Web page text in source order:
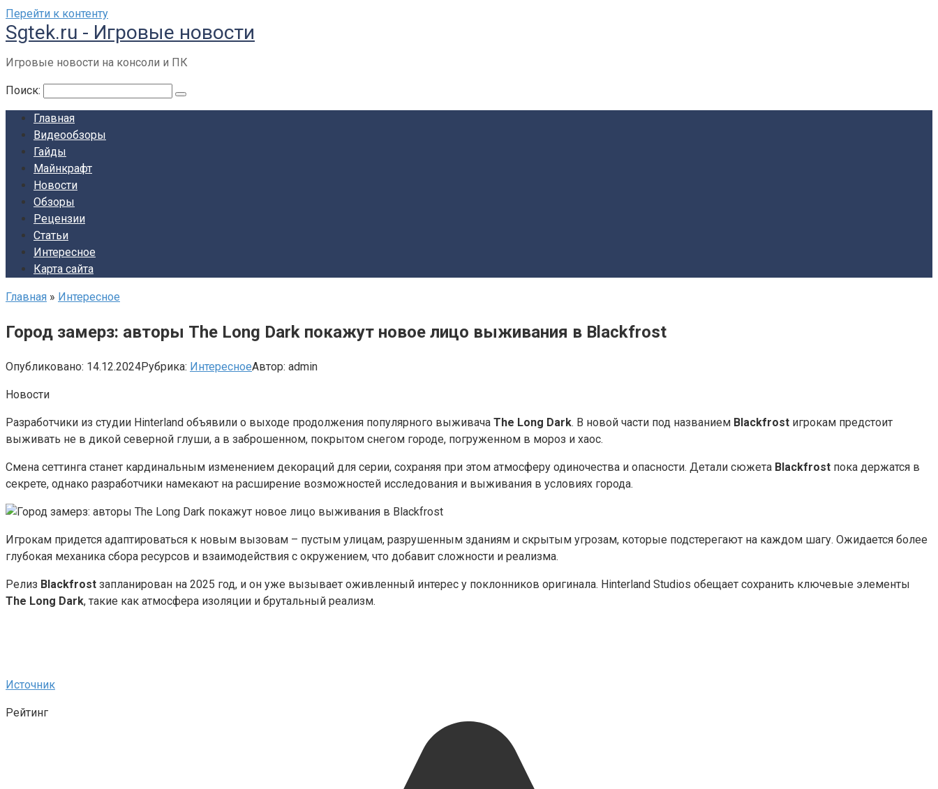
Перейти к контенту
Sgtek.ru - Игровые новости
Игровые новости на консоли и ПК
Поиск:
Главная
Видеообзоры
Гайды
Майнкрафт
Новости
Обзоры
Рецензии
Статьи
Интересное
Карта сайта
Главная » Интересное
Город замерз: авторы The Long Dark покажут новое лицо выживания в Blackfrost
Опубликовано: 14.12.2024Рубрика: ИнтересноеАвтор: admin
Новости
Разработчики из студии Hinterland объявили о выходе продолжения популярного выживача The Long Dark. В новой части под названием Blackfrost игрокам предстоит
выживать не в дикой северной глуши, а в заброшенном, покрытом снегом городе, погруженном в мороз и хаос.
Смена сеттинга станет кардинальным изменением декораций для серии, сохраняя при этом атмосферу одиночества и опасности. Детали сюжета Blackfrost пока держатся в
секрете, однако разработчики намекают на расширение возможностей исследования и выживания в условиях города.
Игрокам придется адаптироваться к новым вызовам – пустым улицам, разрушенным зданиям и скрытым угрозам, которые подстерегают на каждом шагу. Ожидается более
глубокая механика сбора ресурсов и взаимодействия с окружением, что добавит сложности и реализма.
Релиз Blackfrost запланирован на 2025 год, и он уже вызывает оживленный интерес у поклонников оригинала. Hinterland Studios обещает сохранить ключевые элементы
The Long Dark, такие как атмосфера изоляции и брутальный реализм.
Источник
Рейтинг